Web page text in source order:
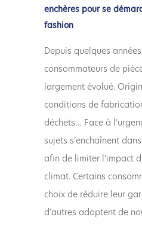
enchères pour se
fashion
Depuis quelques
consommateurs de
largement évolué.
conditions de
déchets… Face à
sujets s’enchaînent
afin de limiter l’impact
climat. Certains
choix de réduire leur
d’autres adoptent de